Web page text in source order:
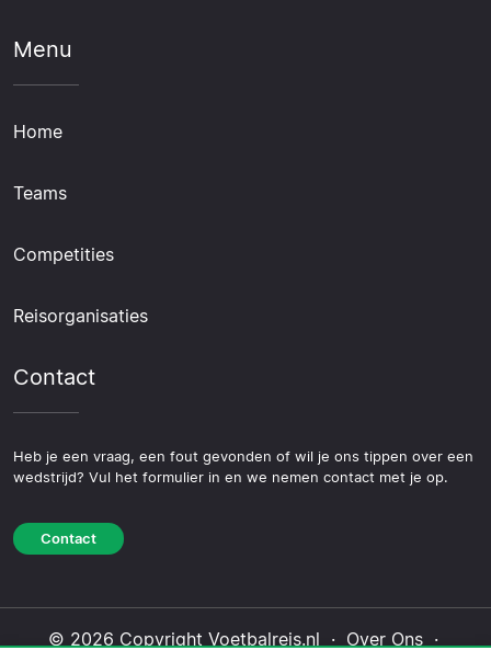
Menu
Home
Teams
Competities
Reisorganisaties
Contact
Heb je een vraag, een fout gevonden of wil je ons tippen over een
wedstrijd? Vul het formulier in en we nemen contact met je op.
Contact
© 2026 Copyright Voetbalreis.nl · Over Ons·